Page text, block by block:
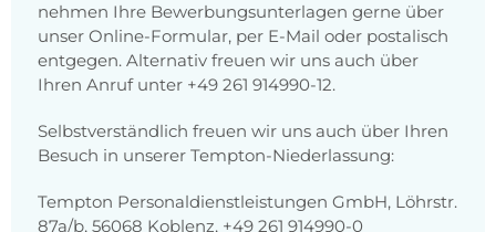
nehmen Ihre Bewerbungsunterlagen gerne über
unser Online-Formular, per E-Mail oder postalisch
entgegen. Alternativ freuen wir uns auch über
Ihren Anruf unter +49 261 914990-12.
Selbstverständlich freuen wir uns auch über Ihren
Besuch in unserer Tempton-Niederlassung:
Tempton Personaldienstleistungen GmbH, Löhrstr.
87a/b, 56068 Koblenz, +49 261 914990-0